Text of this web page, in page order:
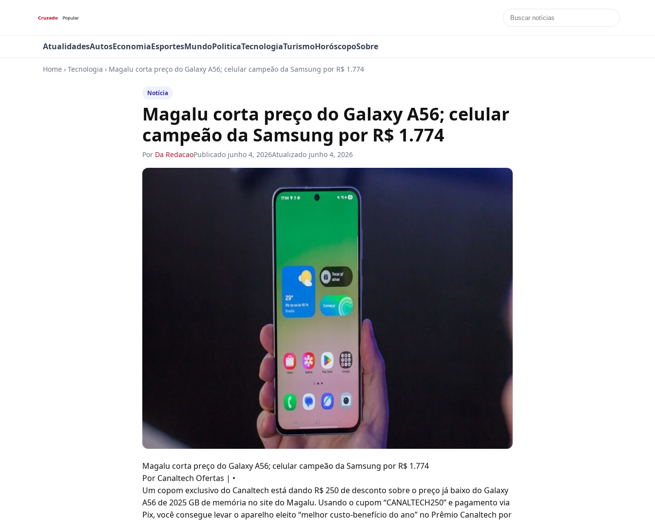
AtualidadesAutosEconomiaEsportesMundoPoliticaTecnologiaTurismoHoróscopoSobre
Home › Tecnologia › Magalu corta preço do Galaxy A56; celular campeão da Samsung por R$ 1.774
Notícia
Magalu corta preço do Galaxy A56; celular
campeão da Samsung por R$ 1.774
Por Da RedacaoPublicado junho 4, 2026Atualizado junho 4, 2026
Magalu corta preço do Galaxy A56; celular campeão da Samsung por R$ 1.774
Por Canaltech Ofertas | •
Um copom exclusivo do Canaltech está dando R$ 250 de desconto sobre o preço já baixo do Galaxy
A56 de 2025 GB de memória no site do Magalu. Usando o cupom “CANALTECH250” e pagamento via
Pix, você consegue levar o aparelho eleito “melhor custo-benefício do ano” no Prêmio Canaltech por